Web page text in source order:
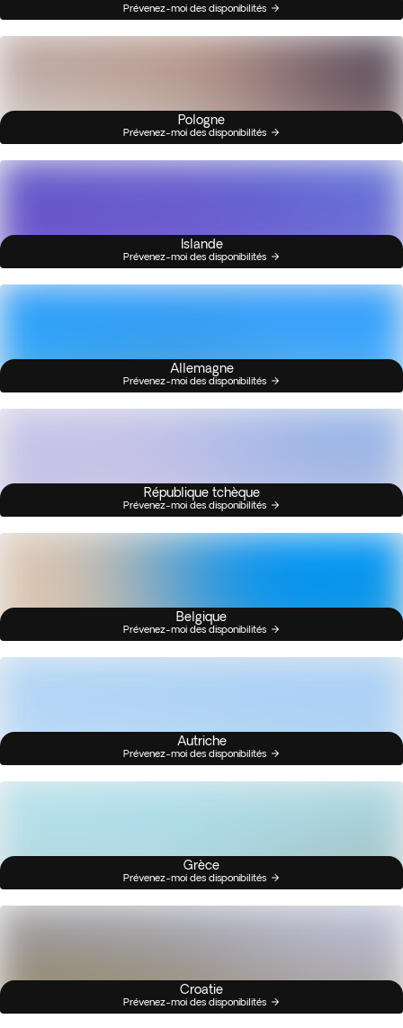
Prévenez-moi des disponibilités
Pologne
Prévenez-moi des disponibilités
Islande
Prévenez-moi des disponibilités
Allemagne
Prévenez-moi des disponibilités
République tchèque
Prévenez-moi des disponibilités
Belgique
Prévenez-moi des disponibilités
Autriche
Prévenez-moi des disponibilités
Grèce
Prévenez-moi des disponibilités
Croatie
Prévenez-moi des disponibilités